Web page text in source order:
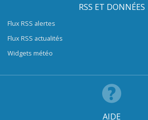
RSS ET DONNÉES
Flux RSS alertes
Flux RSS actualités
Widgets météo
AIDE